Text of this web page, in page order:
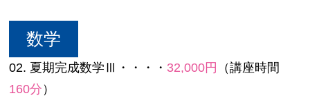
数学
02. 夏期完成数学Ⅲ・・・・ 32,000円
（講座時間
160分 ）